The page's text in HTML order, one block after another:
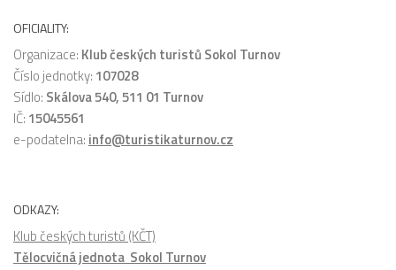
OFICIALITY:
Organizace: Klub českých turistů Sokol Turnov
Číslo jednotky: 107028
Sídlo: Skálova 540, 511 01 Turnov
IČ: 15045561
e-podatelna: info@turistikaturnov.cz
ODKAZY:
Klub českých turistů (KČT)
Tělocvičná jednota Sokol Turnov